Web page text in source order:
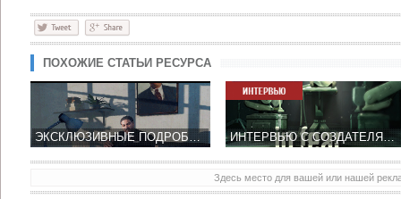
ПОХОЖИЕ СТАТЬИ РЕСУРСА
ЭКСКЛЮЗИВНЫЕ ПОДРОБНОСТИ ТРЕТЬЕГО СЕЗОНА IN FEAR I TRUST ИНТЕРВЬЮ С СОЗДАТЕЛЯМИ IN FEAR I TRUST - BLACK WING FOUNDATION
Здесь место для вашей или нашей